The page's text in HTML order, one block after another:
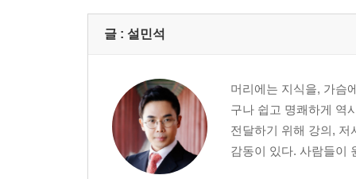
글 : 설민석
머리에는 지식을, 가슴
구나 쉽고 명쾌하게 역
전달하기 위해 강의,
감동이 있다. 사람들이